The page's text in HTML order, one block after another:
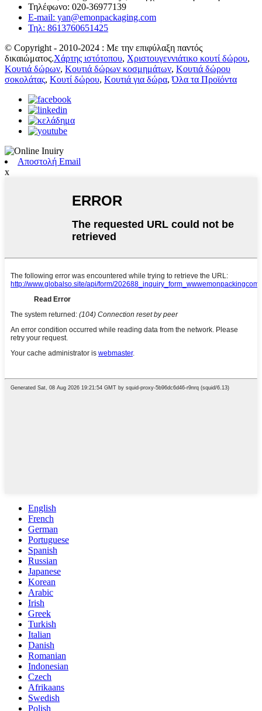
Τηλέφωνο: 020-36977139
E-mail: yan@emonpackaging.com
Τηλ: 8613760651425
© Copyright - 2010-2024 : Με την επιφύλαξη παντός
δικαιώματος.Χάρτης ιστότοπου, Χριστουγεννιάτικο κουτί δώρου,
Κουτιά δώρων, Κουτιά δώρων κοσμημάτων, Κουτιά δώρου
σοκολάτας, Κουτί δώρου, Κουτιά για δώρα,Όλα τα Προϊόντα
Αποστολή Email
x
English
French
German
Portuguese
Spanish
Russian
Japanese
Korean
Arabic
Irish
Greek
Turkish
Italian
Danish
Romanian
Indonesian
Czech
Afrikaans
Swedish
Polish